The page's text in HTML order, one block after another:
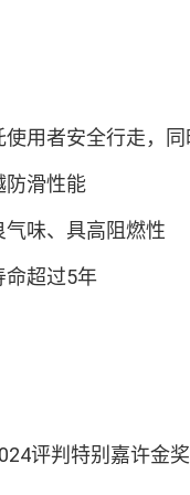
用者安全行走，
防滑性能
味、具高阻燃性
命超过5年
评判特别嘉许金奖